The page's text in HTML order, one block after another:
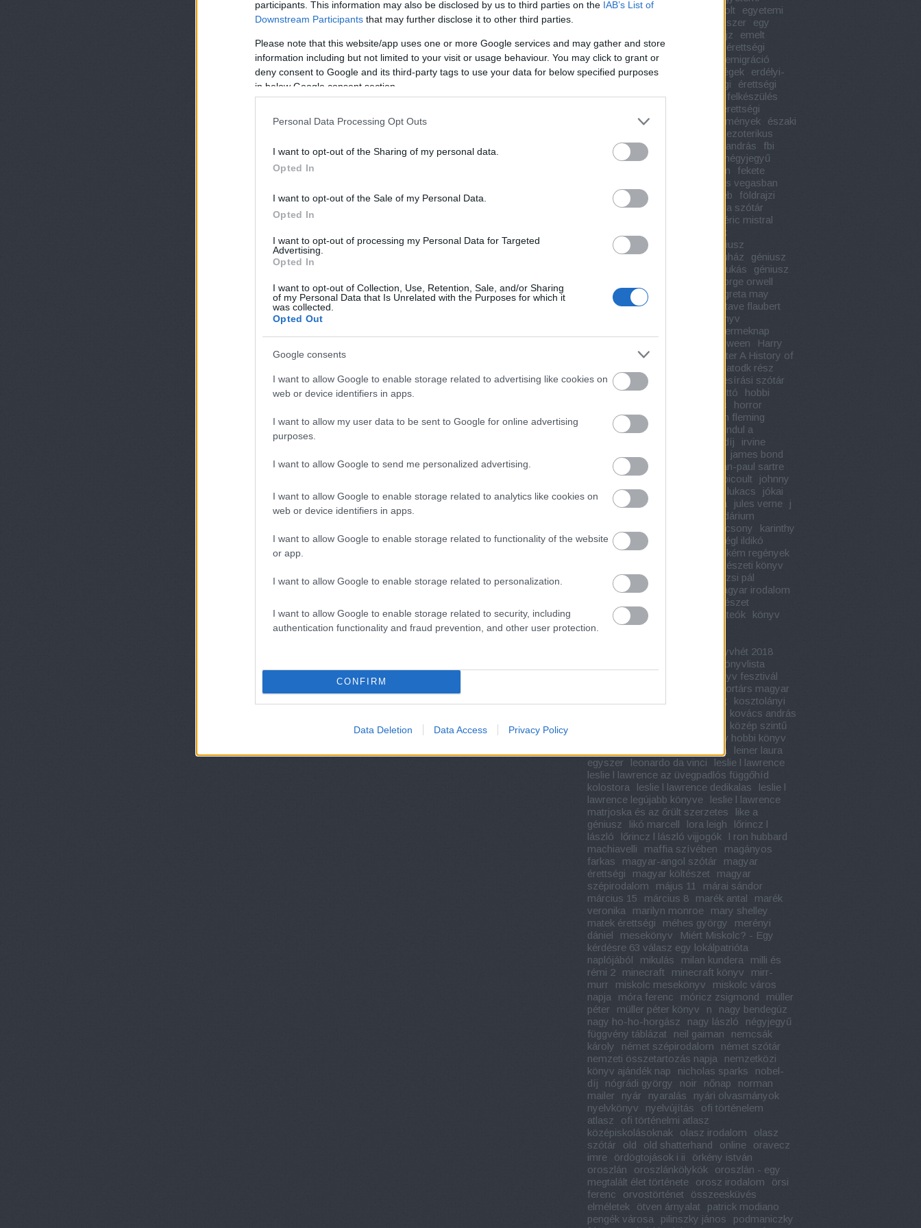
participants. This information may also be disclosed by us to third parties on the IAB’s List of
Downstream Participants that may further disclose it to other third parties.
Please note that this website/app uses one or more Google services and may gather and store
information including but not limited to your visit or usage behaviour. You may click to grant or
deny consent to Google and its third-party tags to use your data for below specified purposes
in below Google consent section.
Personal Data Processing Opt Outs
I want to opt-out of the Sharing of my personal data.
Opted In
I want to opt-out of the Sale of my Personal Data.
Opted In
I want to opt-out of processing my Personal Data for Targeted
Advertising.
Opted In
I want to opt-out of Collection, Use, Retention, Sale, and/or Sharing
of my Personal Data that Is Unrelated with the Purposes for which it
was collected.
Opted Out
Google consents
I want to allow Google to enable storage related to advertising like cookies on
web or device identifiers in apps.
I want to allow my user data to be sent to Google for online advertising
purposes.
I want to allow Google to send me personalized advertising.
I want to allow Google to enable storage related to analytics like cookies on
web or device identifiers in apps.
I want to allow Google to enable storage related to functionality of the website
or app.
I want to allow Google to enable storage related to personalization.
I want to allow Google to enable storage related to security, including
authentication functionality and fraud prevention, and other user protection.
CONFIRM
Data Deletion Data Access Privacy Policy
jegyzetek egyetemi könyvesbolt
egyetemi
egyszer
egy
életrajz
emelt
érettségi szóbeli tételek
emelt érettségi
tételek
emelt szintű érettségi
emigráció
emma
engem láss érdekességek
erdélyi-
érettségi
érettségi
2018 érettségi 2020
érettségi felkészülés
érettségi
érettségi tételek események
északi
ezoterikus
könyvek e l james fáy andrás
fbi
módszer
fedor vilmos
fehér négyjegyű
fekete istván
fekete
félelem és reszketés las vegasban
filmadaptáció foci eb
földrajzi
francia irodalom
francia szótár
frédéric mistral
galaxis útikalauz stopposoknak
gasztronómia
géniusz
kalendárium
géniusz könyváruház
géniusz
géniusz mikukás
géniusz
george orwell
goethe
gogol
greta may
greta may ölelj és ölj
gustave flaubert
gyerekkönyv
gyermeknap
halloween
Harry
harry potter
Harry Potter A History of
hatodk rész
helen keller
hells angels
helyesírási szótár
henry david thoreau
herman ottó
hobbi
honore de balzac
horror
hunter s thompson
ian fleming
ifjúsági könyv
indul a
ingyenes szállítási díj
irvine
james bond
jane austin
jaroslav hasek
jean-paul sartre
jean cocteau
jodi picoult
johnny
john edgar hoover john lukacs
jókai
mór
józsef attila juhász gyula jules verne
j
kalendárium
karácsony
karinthy
frigyes
karl may
kégl ildikó
dedikálás kégl ildikó életszag
kém regények
kertészeti könyv
kertészkedés
kinizsi pál
kisfaludy károly
klasszikus magyar irodalom
költészet
világnapja
kondor vilmos konteók
könyv
könyvadaptáció
könyvhét 2018
könyvlista
könyv fesztivál
kortárs magyar
kossuth könyvesbolt
kosztolányi
kovács andrás
közép szintű
kreatív hobbi könyv
leiner laura
leiner laura
egyszer
leonardo da vinci
leslie l lawrence
leslie l lawrence az üvegpadlós függőhíd
kolostora
leslie l lawrence dedikalas
leslie l
lawrence legújabb könyve
leslie l lawrence
matrjoska és az őrült szerzetes
like a
géniusz
likó marcell lora leigh
lőrincz l
lászló
lőrincz l lászló vijjogók
l ron hubbard
machiavelli
maffia szívében
magányos
farkas
magyar-angol szótár
magyar
érettségi
magyar költészet
magyar
szépirodalom
május 11
márai sándor
március 15
március 8 marék antal
marék
veronika
marilyn monroe
mary shelley
matek érettségi
méhes györgy
merényi
dániel
mesekönyv
Miért Miskolc? - Egy
kérdésre 63 válasz egy lokálpatrióta
naplójából
mikulás milan kundera
milli és
rémi 2
minecraft minecraft könyv
mirr-
murr
miskolc mesekönyv
miskolc város
napja
móra ferenc móricz zsigmond
müller
péter
müller péter könyv n
nagy bendegúz
nagy ho-ho-horgász
nagy lászló
négyjegyű
függvény táblázat
neil gaiman
nemcsák
károly
német szépirodalom
német szótár
nemzeti összetartozás napja
nemzetközi
könyv ajándék nap
nicholas sparks
nobel-
díj
nógrádi györgy noir nőnap
norman
mailer
nyár nyaralás
nyári olvasmányok
nyelvkönyv
nyelvújítás
ofi történelem
atlasz
ofi történelmi atlasz
középiskolásoknak
olasz irodalom
olasz
szótár
old old shatterhand online
oravecz
imre
ördögtojások i ii
örkény istván
oroszlán
oroszlánkölykök
oroszlán - egy
megtalált élet története
orosz irodalom
örsi
ferenc
orvostörténet
összeesküvés
elméletek
ötven árnyalat
patrick modiano
pengék városa
pilinszky jános
podmaniczky